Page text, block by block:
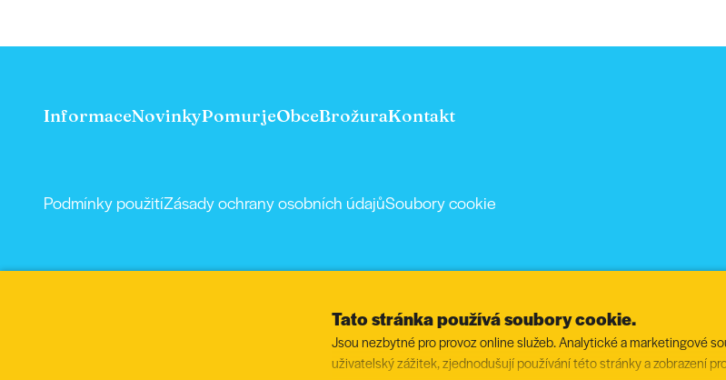
InformaceNovinkyPomurjeObceBrožuraKontakt
Podmínky použitíZásady ochrany osobních údajůSoubory cookie
Tato stránka používá soubory cookie.
Jsou nezbytné pro provoz online služeb. Analytické a marketingové
uživatelský zážitek, zjednodušují používání této stránky a zobrazení